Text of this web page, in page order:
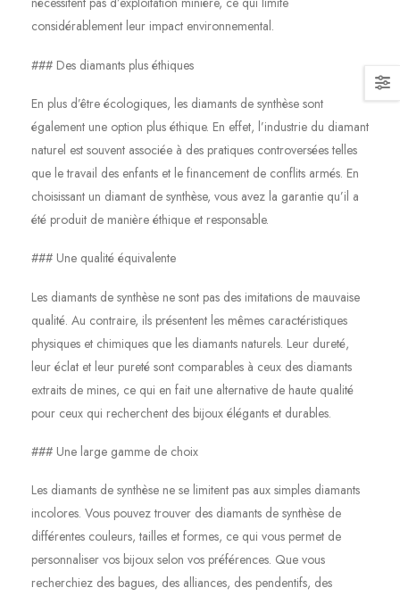
considérablement leur impact environnemental.
### Des diamants plus éthiques
En plus d’être écologiques, les diamants de synthèse sont
également une option plus éthique. En effet, l’industrie du diamant
naturel est souvent associée à des pratiques controversées telles
que le travail des enfants et le financement de conflits armés. En
choisissant un diamant de synthèse, vous avez la garantie qu’il a
été produit de manière éthique et responsable.
### Une qualité équivalente
Les diamants de synthèse ne sont pas des imitations de mauvaise
qualité. Au contraire, ils présentent les mêmes caractéristiques
physiques et chimiques que les diamants naturels. Leur dureté,
leur éclat et leur pureté sont comparables à ceux des diamants
extraits de mines, ce qui en fait une alternative de haute qualité
pour ceux qui recherchent des bijoux élégants et durables.
### Une large gamme de choix
Les diamants de synthèse ne se limitent pas aux simples diamants
incolores. Vous pouvez trouver des diamants de synthèse de
différentes couleurs, tailles et formes, ce qui vous permet de
personnaliser vos bijoux selon vos préférences. Que vous
recherchiez des bagues, des alliances, des pendentifs, des